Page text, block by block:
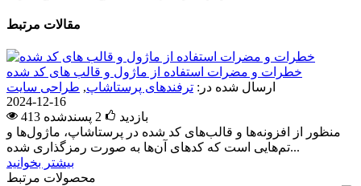
مقالات مرتبط
خطرات و مضرات استفاده از ماژول و قالب های کد شده
ارسال شده در: ترفندهای پرستاشاپ, طراحی سایت
2024-12-16
413 بازدید
2 پسندشده
منظور از افزونه‌ها و قالب‌های کد شده در پرستاشاپ، ماژول‌ها و
تم‌هایی است که کدهای آن‌ها به صورت رمزگذاری شده...
بیشتر بخوانید
محصولات مرتبط